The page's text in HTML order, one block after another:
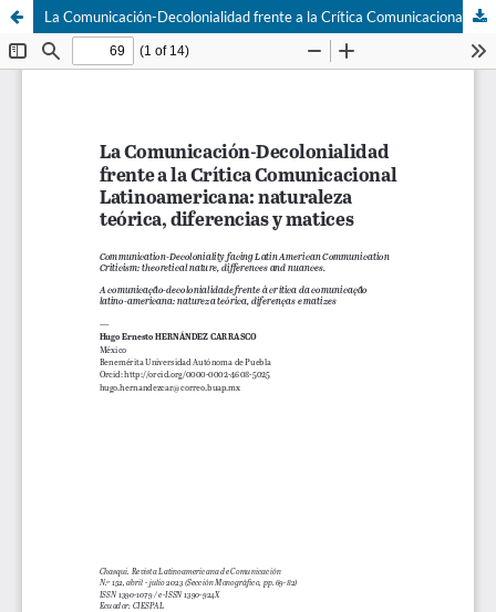
La Comunicación-Decolonialidad frente a la Crítica Comunicacional Latinoamericana: naturaleza teórica, diferencias y matices